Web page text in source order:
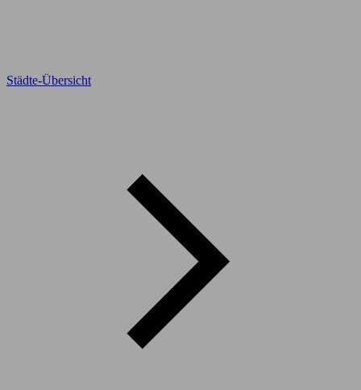
Städte-Übersicht